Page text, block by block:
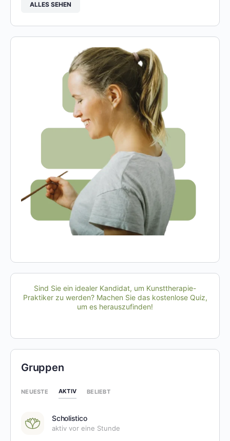
ALLES SEHEN
Sind Sie ein idealer Kandidat, um Kunsttherapie-
Praktiker zu werden? Machen Sie das kostenlose Quiz,
um es herauszufinden!
Gruppen
NEUESTE AKTIV BELIEBT
Scholistico
aktiv vor eine Stunde